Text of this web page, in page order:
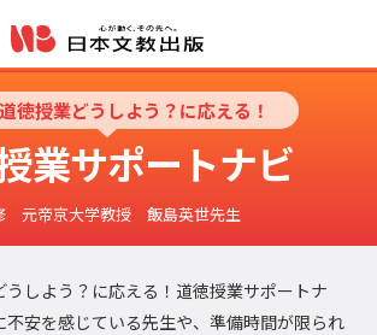
徳授業どうしよう？に応える！
業サポートナビ
元帝京大学教授 飯島英世先生
うしよう？に応える！道徳授業サポートナ
不安を感じている先生や、準備時間が限られ